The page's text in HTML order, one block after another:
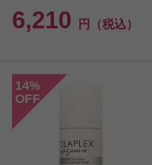
6,210 円（税込）
14%
OFF